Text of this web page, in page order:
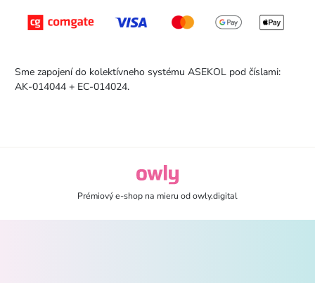
Sme zapojení do kolektívneho systému ASEKOL pod číslami:
AK-014044 + EC-014024.
owly.digital - Logo
Prémiový e-shop na mieru odowly.digital